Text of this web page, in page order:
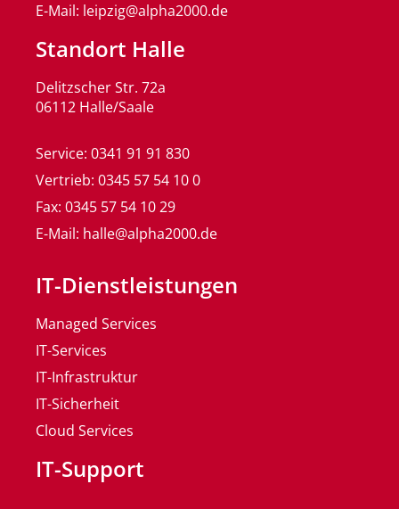
E-Mail: leipzig@alpha2000.de
Standort Halle
Delitzscher Str. 72a
06112 Halle/Saale
Service: 0341 91 91 830
Vertrieb: 0345 57 54 10 0
Fax: 0345 57 54 10 29
E-Mail: halle@alpha2000.de
IT-Dienstleistungen
Managed Services
IT-Services
IT-Infrastruktur
IT-Sicherheit
Cloud Services
IT-Support